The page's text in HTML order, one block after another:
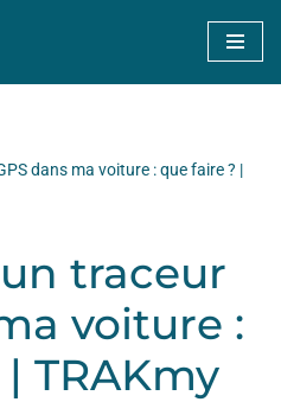
dans ma voiture : que faire ? |
traceur
voiture :
TRAKmy